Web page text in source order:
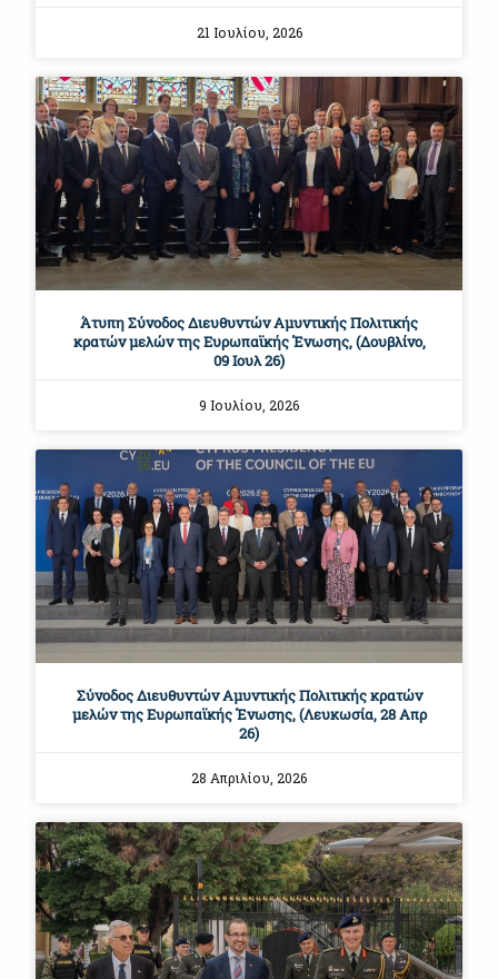
21 Ιουλίου, 2026
Άτυπη Σύνοδος Διευθυντών Αμυντικής Πολιτικής
κρατών μελών της Ευρωπαϊκής Ένωσης, (Δουβλίνο,
09 Ιουλ 26)
9 Ιουλίου, 2026
Σύνοδος Διευθυντών Αμυντικής Πολιτικής κρατών
μελών της Ευρωπαϊκής Ένωσης, (Λευκωσία, 28 Απρ
26)
28 Απριλίου, 2026